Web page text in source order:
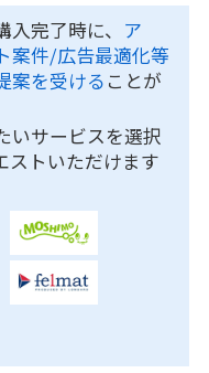
完了時に、 ア
案件/広告最適化等
案を受ける ことが
いサービスを選択
ストいただけます